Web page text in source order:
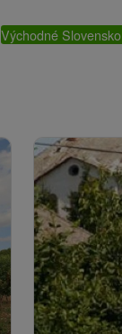
Východné Slovensko